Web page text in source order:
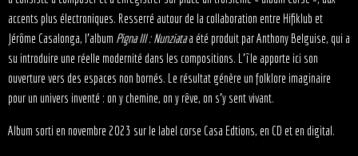
accents plus électroniques. Resserré autour de la collaboration entre Hifiklub et
Jérôme Casalonga, l’album Pigna III : Nunziataa été produit par Anthony Belguise, qui a
su introduire une réelle modernité dans les compositions. L’île apporte ici son
ouverture vers des espaces non bornés. Le résultat génère un folklore imaginaire
pour un univers inventé : on y chemine, on y rêve, on s’y sent vivant.
Album sorti en novembre 2023 sur le label corse Casa Edtions, en CD et en digital.